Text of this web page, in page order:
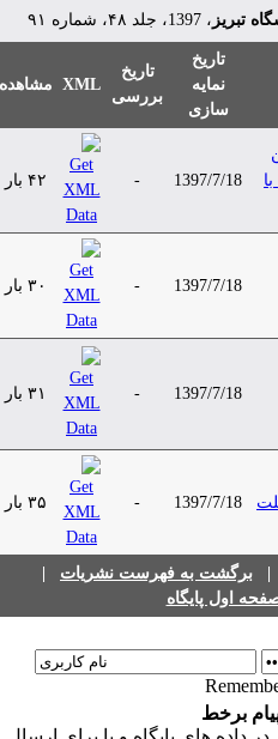
تبریز، 1397، جلد ۴۸، شماره ۹۱
تاریخ
نمایه
سازی
تاریخ
بررسی
XML مشاهده
1397/7/18 ۴۲ بار
1397/7/18 ۳۰ بار
1397/7/18 ۳۱ بار
1397/7/18 ۳۵ بار
برگشت به فهرست نشریات|
اول پایگاه
برخط